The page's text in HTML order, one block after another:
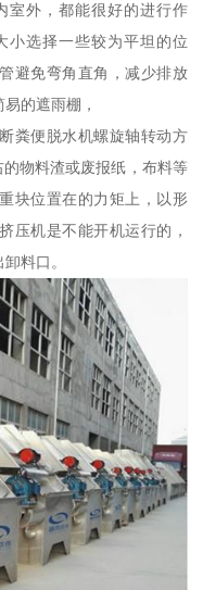
室外，都能很好的进行作
小选择一些较为平坦的位
避免弯角直角，减少排放
的遮雨棚，
粪便脱水机螺旋轴转动方
物料渣或废报纸，布料等
块位置在的力矩上，以形
压机是不能开机运行的，
料口。